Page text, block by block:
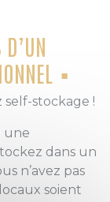
stockage !
une
dans un
n’avez pas
soient